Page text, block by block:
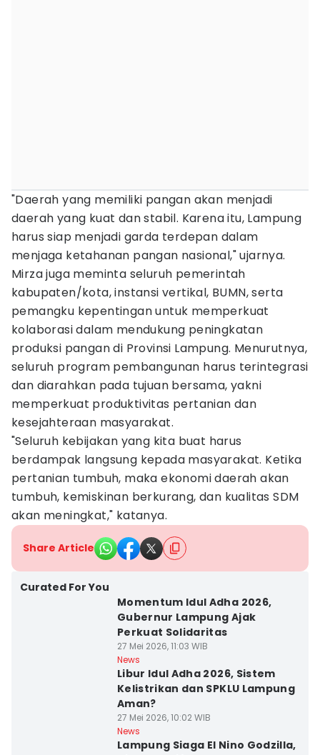
"Daerah yang memiliki pangan akan menjadi
daerah yang kuat dan stabil. Karena itu, Lampung
harus siap menjadi garda terdepan dalam
menjaga ketahanan pangan nasional," ujarnya.
Mirza juga meminta seluruh pemerintah
kabupaten/kota, instansi vertikal, BUMN, serta
pemangku kepentingan untuk memperkuat
kolaborasi dalam mendukung peningkatan
produksi pangan di Provinsi Lampung. Menurutnya,
seluruh program pembangunan harus terintegrasi
dan diarahkan pada tujuan bersama, yakni
memperkuat produktivitas pertanian dan
kesejahteraan masyarakat.
"Seluruh kebijakan yang kita buat harus
berdampak langsung kepada masyarakat. Ketika
pertanian tumbuh, maka ekonomi daerah akan
tumbuh, kemiskinan berkurang, dan kualitas SDM
akan meningkat," katanya.
Share Article
Curated For You
Momentum Idul Adha 2026,
Gubernur Lampung Ajak
Perkuat Solidaritas
27 Mei 2026, 11:03 WIB
News
Libur Idul Adha 2026, Sistem
Kelistrikan dan SPKLU Lampung
Aman?
27 Mei 2026, 10:02 WIB
News
Lampung Siaga El Nino Godzilla,